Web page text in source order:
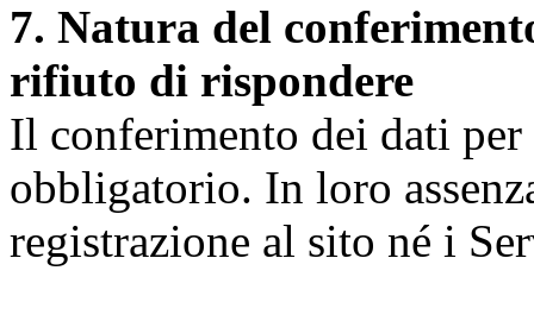
7. Natura del
rifiuto di rispondere
Il conferimento dei dati
obbligatorio. In loro
registrazione al sito né i